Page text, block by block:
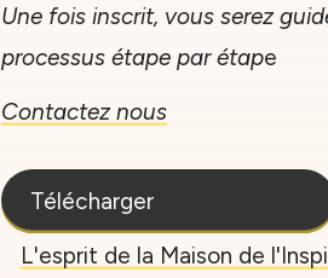
Une fois inscrit, vous serez
processus étape par étape
Contactez nous
Télécharger
L'esprit de la Maison de